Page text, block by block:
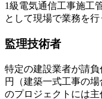
1級電気通信工事施工
として現場で業務を行
監理技術者
特定の建設業者が請
円（建築一式工事の
のプロジェクトには